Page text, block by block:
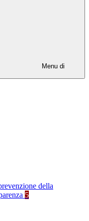
Menu di
della
5